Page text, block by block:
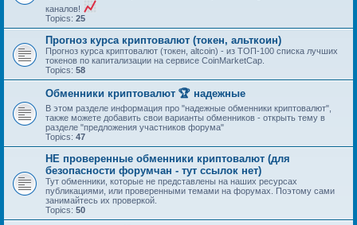
каналов!
Topics: 25
Прогноз курса криптовалют (токен, альткоин)
Прогноз курса криптовалют (токен, altcoin) - из ТОП-100 списка лучших
токенов по капитализации на сервисе CoinMarketCap.
Topics: 58
Обменники криптовалют 🏆 надежные
В этом разделе информация про "надежные обменники криптовалют",
также можете добавить свои варианты обменников - открыть тему в
разделе "предложения участников форума"
Topics: 47
НЕ проверенные обменники криптовалют (для
безопасности форумчан - тут ссылок нет)
Тут обменники, которые не представлены на наших ресурсах
публикациями, или проверенными темами на форумах. Поэтому сами
занимайтесь их проверкой.
Topics: 50